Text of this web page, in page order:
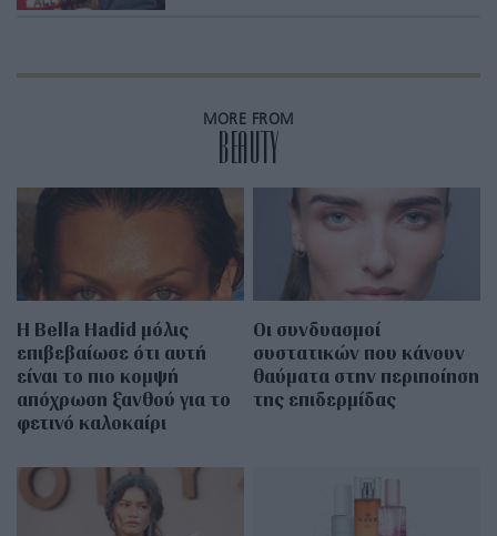
MORE FROM
BEAUTY
Η Bella Hadid μόλις
επιβεβαίωσε ότι αυτή
είναι το πιο κομψή
απόχρωση ξανθού για το
φετινό καλοκαίρι
Οι συνδυασμοί
συστατικών που κάνουν
θαύματα στην περιποίηση
της επιδερμίδας